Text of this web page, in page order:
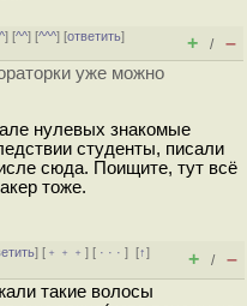
^] [^^] [^^^] [ответить]
+ / –
уже можно
нулевых знакомые
студенты, писали
сюда. Поищите, тут всё
тоже.
] [ ﹢﹢﹢] [ · · ·][↑]
+ / –
такие волосы